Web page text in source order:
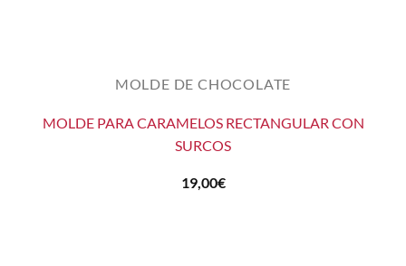
MOLDE DE CHOCOLATE
MOLDE PARA CARAMELOS RECTANGULAR CON
SURCOS
19,00€